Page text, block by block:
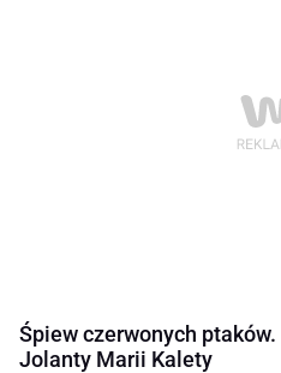
Śpiew czerwonych
Jolanty Marii Kalety